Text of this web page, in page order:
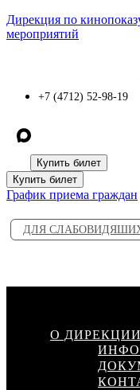
Дирекция по
мероприятий
+7 (4712) 52-98-19
Купить билет
Купить билет
График приема граждан
ДЛЯ
О ДИРЕКЦИИ